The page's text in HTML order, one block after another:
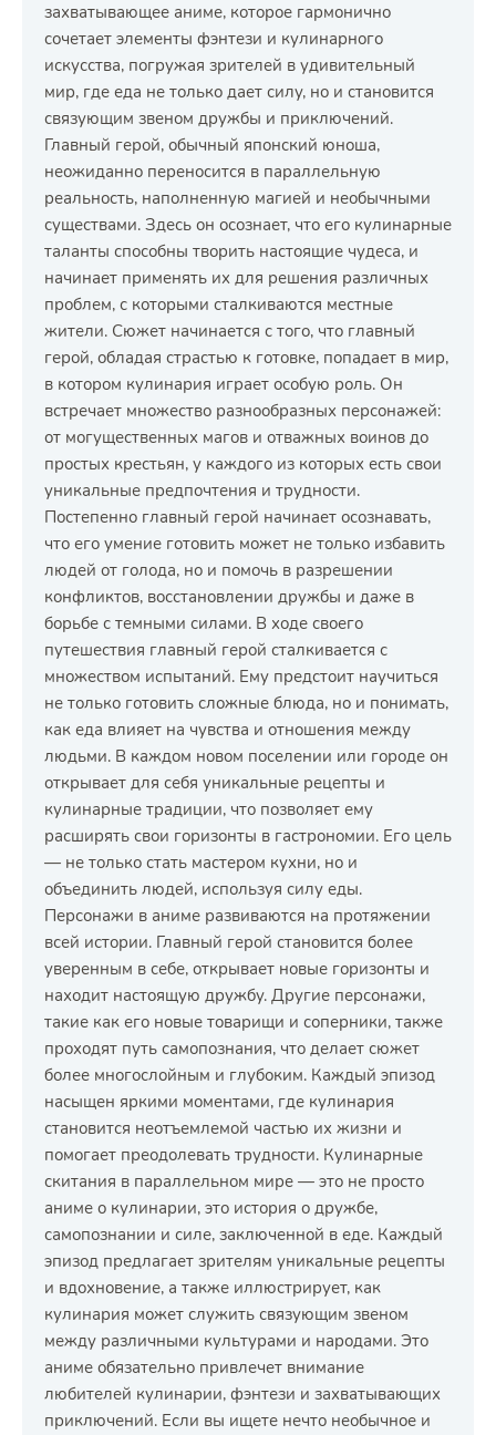
захватывающее аниме, которое гармонично
сочетает элементы фэнтези и кулинарного
искусства, погружая зрителей в удивительный
мир, где еда не только дает силу, но и становится
связующим звеном дружбы и приключений.
Главный герой, обычный японский юноша,
неожиданно переносится в параллельную
реальность, наполненную магией и необычными
существами. Здесь он осознает, что его кулинарные
таланты способны творить настоящие чудеса, и
начинает применять их для решения различных
проблем, с которыми сталкиваются местные
жители. Сюжет начинается с того, что главный
герой, обладая страстью к готовке, попадает в мир,
в котором кулинария играет особую роль. Он
встречает множество разнообразных персонажей:
от могущественных магов и отважных воинов до
простых крестьян, у каждого из которых есть свои
уникальные предпочтения и трудности.
Постепенно главный герой начинает осознавать,
что его умение готовить может не только избавить
людей от голода, но и помочь в разрешении
конфликтов, восстановлении дружбы и даже в
борьбе с темными силами. В ходе своего
путешествия главный герой сталкивается с
множеством испытаний. Ему предстоит научиться
не только готовить сложные блюда, но и понимать,
как еда влияет на чувства и отношения между
людьми. В каждом новом поселении или городе он
открывает для себя уникальные рецепты и
кулинарные традиции, что позволяет ему
расширять свои горизонты в гастрономии. Его цель
— не только стать мастером кухни, но и
объединить людей, используя силу еды.
Персонажи в аниме развиваются на протяжении
всей истории. Главный герой становится более
уверенным в себе, открывает новые горизонты и
находит настоящую дружбу. Другие персонажи,
такие как его новые товарищи и соперники, также
проходят путь самопознания, что делает сюжет
более многослойным и глубоким. Каждый эпизод
насыщен яркими моментами, где кулинария
становится неотъемлемой частью их жизни и
помогает преодолевать трудности. Кулинарные
скитания в параллельном мире — это не просто
аниме о кулинарии, это история о дружбе,
самопознании и силе, заключенной в еде. Каждый
эпизод предлагает зрителям уникальные рецепты
и вдохновение, а также иллюстрирует, как
кулинария может служить связующим звеном
между различными культурами и народами. Это
аниме обязательно привлечет внимание
любителей кулинарии, фэнтези и захватывающих
приключений. Если вы ищете нечто необычное и